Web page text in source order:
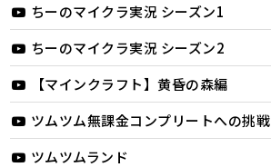
ちーのマイクラ実況 シーズン1
ちーのマイクラ実況 シーズン2
【マインクラフト】黄昏の森編
ツムツム無課金コンプリートへの挑戦
ツムツムランド